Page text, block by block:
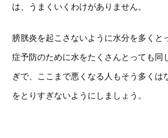
は、うまくいくわけがありません。
膀胱炎を起こさないように水分を多くと
症予防のために水をたくさんとっても同
ぎで、ここまで悪くなる人もそう多くは
をとりすぎないようにしましょう。